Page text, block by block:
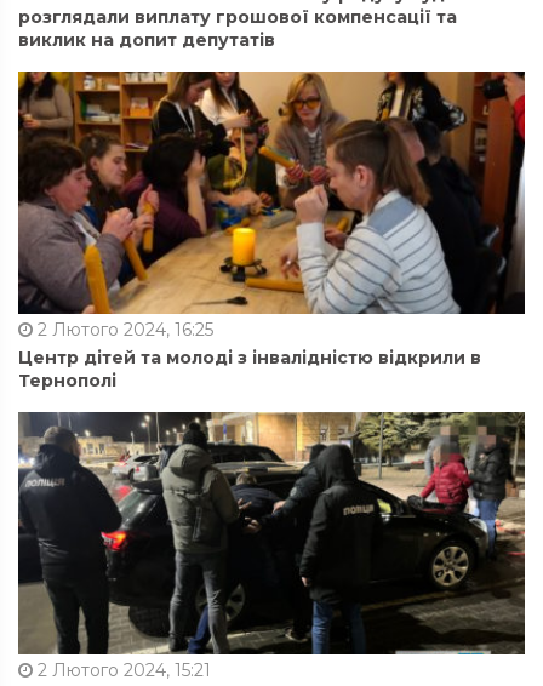
розглядали виплату грошової компенсації та
виклик на допит депутатів
2 Лютого 2024, 16:25
Центр дітей та молоді з інвалідністю відкрили в
Тернополі
2 Лютого 2024, 15:21